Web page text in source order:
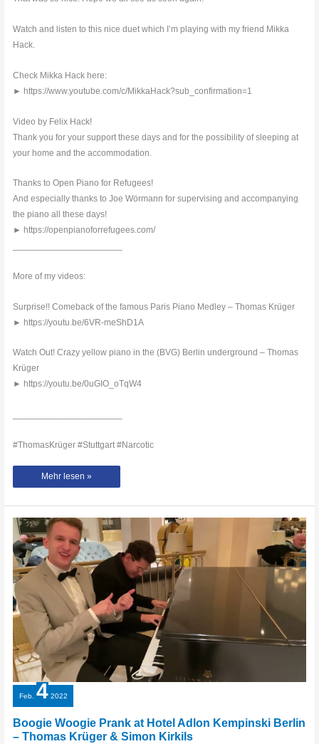
Watch and listen to this nice duet which I’m playing with my friend Mikka
Hack.
Check Mikka Hack here:
► https://www.youtube.com/c/MikkaHack?sub_confirmation=1
Video by Felix Hack!
Thank you for your support these days and for the possibility of sleeping at
your home and the accommodation.
Thanks to Open Piano for Refugees!
And especially thanks to Joe Wörmann for supervising and accompanying
the piano all these days!
► https://openpianoforrefugees.com/
More of my videos:
Surprise!! Comeback of the famous Paris Piano Medley – Thomas Krüger
► https://youtu.be/6VR-meShD1A
Watch Out! Crazy yellow piano in the (BVG) Berlin underground – Thomas
Krüger
► https://youtu.be/0uGIO_oTqW4
#ThomasKrüger #Stuttgart #Narcotic
When
Dancer
the
Piano!
–
Stuttgart
Mehr lesen »
Feb. 4 2022
Boogie Woogie Prank at Hotel Adlon Kempinski Berlin
– Thomas Krüger & Simon Kirkils